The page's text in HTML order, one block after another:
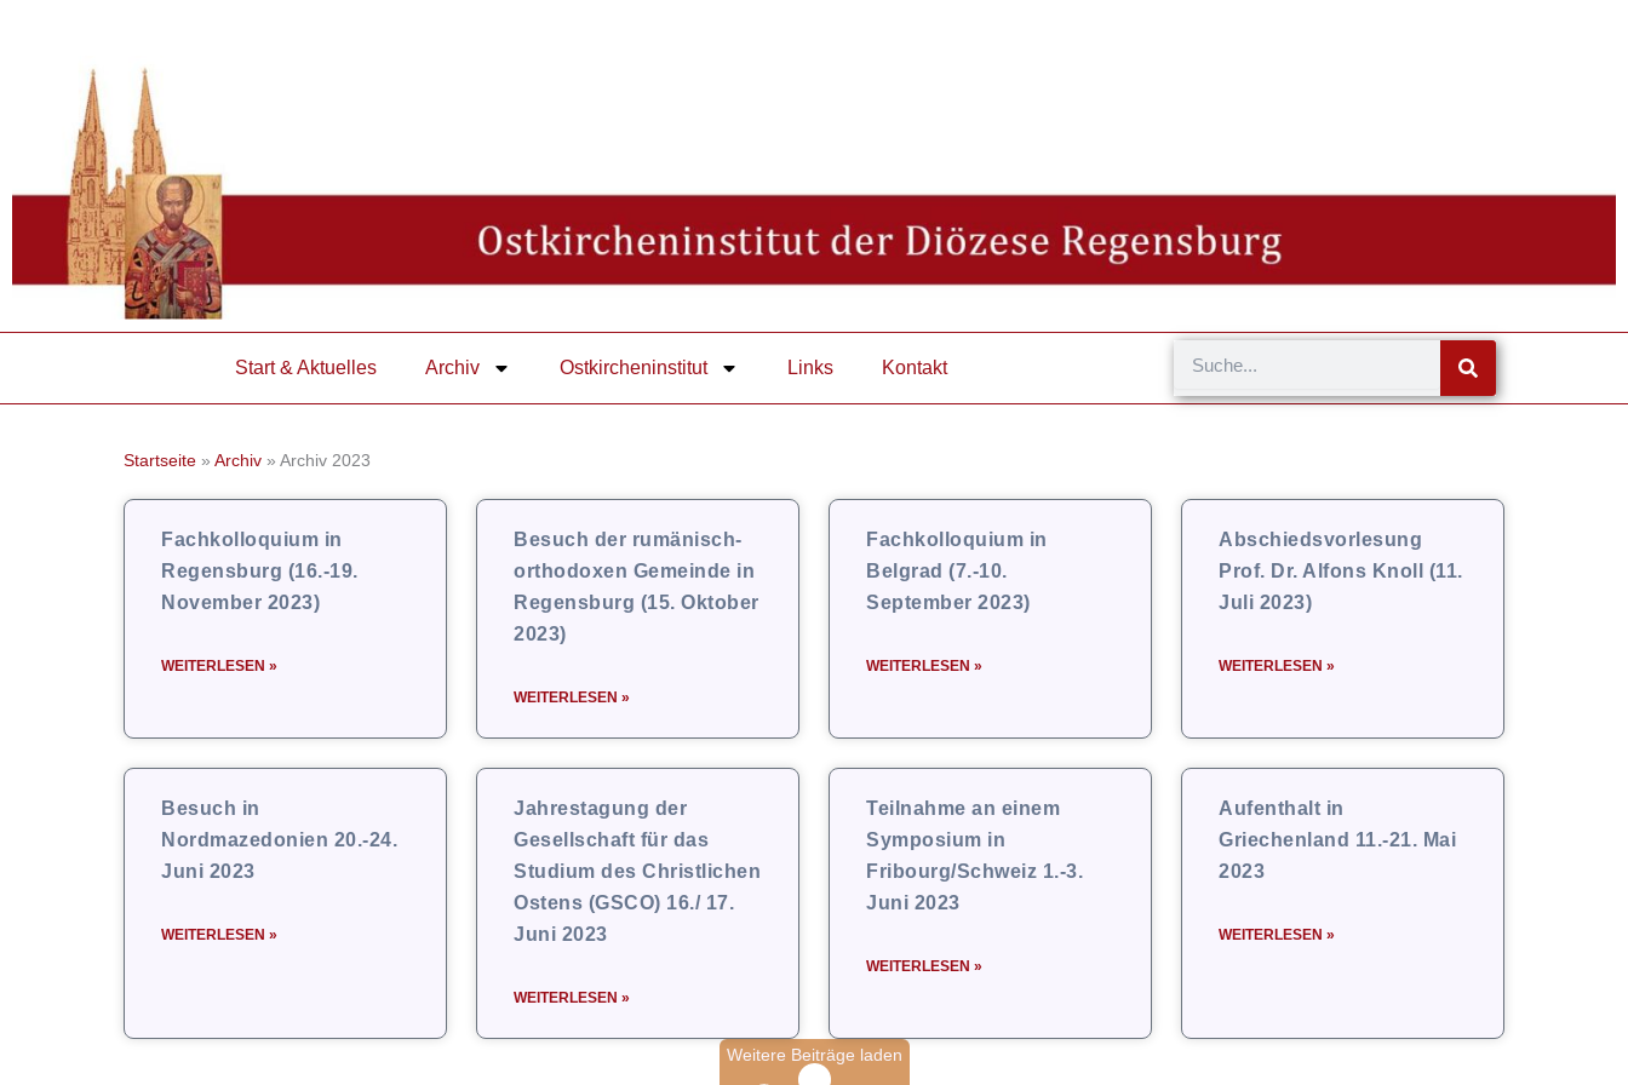
Start & Aktuelles Archiv Ostkircheninstitut Links Kontakt
Startseite » Archiv » Archiv 2023
Fachkolloquium in
Regensburg (16.-19.
November 2023)
WEITERLESEN »
Besuch der rumänisch-
orthodoxen Gemeinde in
Regensburg (15. Oktober
2023)
WEITERLESEN »
Fachkolloquium in
Belgrad (7.-10.
September 2023)
WEITERLESEN »
Abschiedsvorlesung
Prof. Dr. Alfons Knoll (11.
Juli 2023)
WEITERLESEN »
Besuch in
Nordmazedonien 20.-24.
Juni 2023
WEITERLESEN »
Jahrestagung der
Gesellschaft für das
Studium des Christlichen
Ostens (GSCO) 16./ 17.
Juni 2023
WEITERLESEN »
Teilnahme an einem
Symposium in
Fribourg/Schweiz 1.-3.
Juni 2023
WEITERLESEN »
Aufenthalt in
Griechenland 11.-21. Mai
2023
WEITERLESEN »
Weitere Beiträge laden